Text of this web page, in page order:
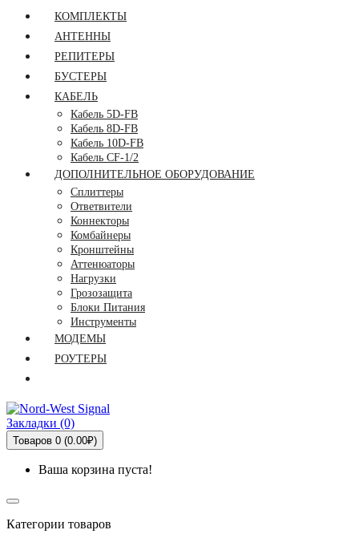
КОМПЛЕКТЫ
АНТЕННЫ
РЕПИТЕРЫ
БУСТЕРЫ
КАБЕЛЬ
Кабель 5D-FB
Кабель 8D-FB
Кабель 10D-FB
Кабель CF-1/2
ДОПОЛНИТЕЛЬНОЕ ОБОРУДОВАНИЕ
Сплиттеры
Ответвители
Коннекторы
Комбайнеры
Кронштейны
Аттенюаторы
Нагрузки
Грозозащита
Блоки Питания
Инструменты
МОДЕМЫ
РОУТЕРЫ
Закладки (0)
Товаров 0 (0.00₽)
Ваша корзина пуста!
Категории товаров